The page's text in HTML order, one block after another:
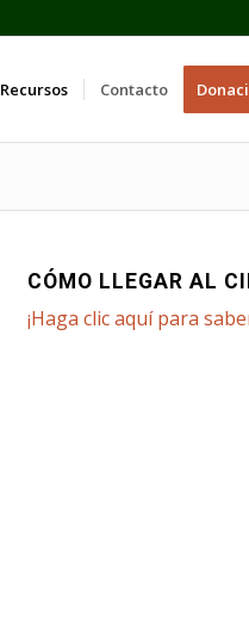
Recursos Contacto
CÓMO LLEGAR AL
¡Haga clic aquí para